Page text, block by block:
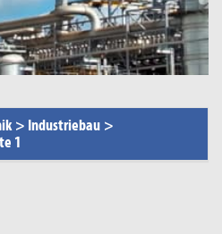
> Industriebau >
1